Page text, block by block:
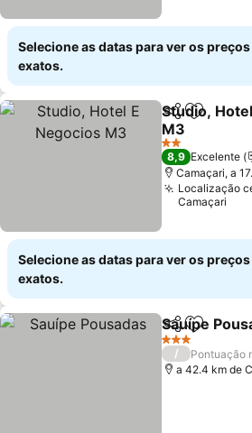
Selecione as datas para ver os preços
exatos.
Partilhar
Studio,
M3
2 Estrelas
8,9 Excelente
Camaçari, a
Localização
Camaçari
Selecione as datas para ver os preços
exatos.
Partilhar
Sauípe
3 Estrelas
/
Pontuação
a 42.4 km de